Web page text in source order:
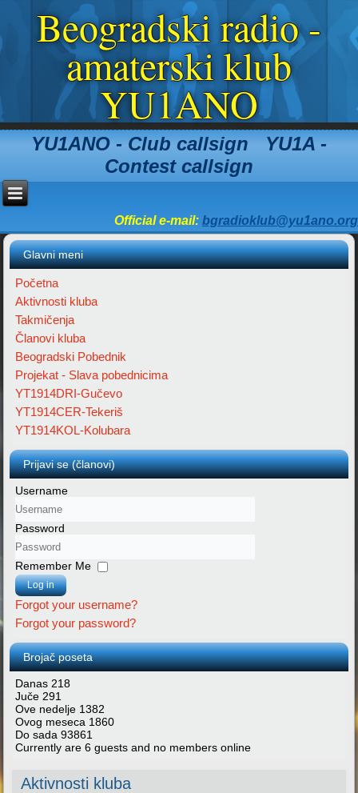
Beogradski radio -
amaterski klub
YU1ANO
YU1ANO - Club callsign YU1A -
Contest callsign
Official e-mail: bgradioklub@yu1ano.org
Glavni meni
Početna
Aktivnosti kluba
Takmičenja
Članovi kluba
Beogradski Pobednik
Projekat - Slava pobednicima
YT1914DRI-Gučevo
YT1914CER-Tekeriš
YT1914KOL-Kolubara
Prijavi se (članovi)
Username
Password
Remember Me
Log in
Forgot your username?
Forgot your password?
Brojač poseta
Danas 218
Juče 291
Ove nedelje 1382
Ovog meseca 1860
Do sada93861
Currently are 6 guests and no members online
Aktivnosti kluba